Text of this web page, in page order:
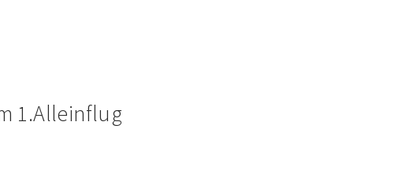
1.Alleinflug